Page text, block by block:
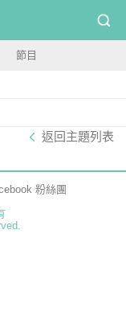
節目
返回主題列表
粉絲團